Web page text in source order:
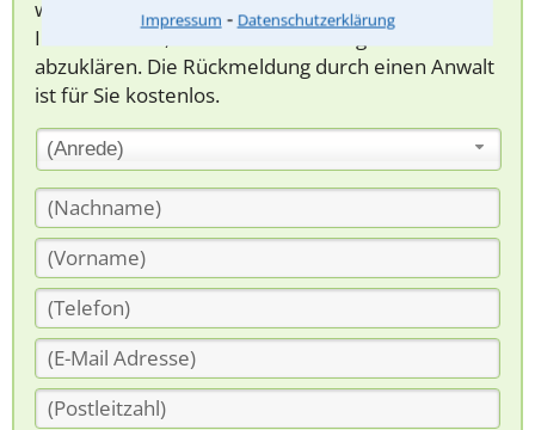
Impressum ⁃ Datenschutzerklärung
werden sich spezialisierte Rechtsanwälte bei
Ihnen melden, um das weitere Vorgehen
abzuklären. Die Rückmeldung durch einen Anwalt
ist für Sie kostenlos.
(Anrede)